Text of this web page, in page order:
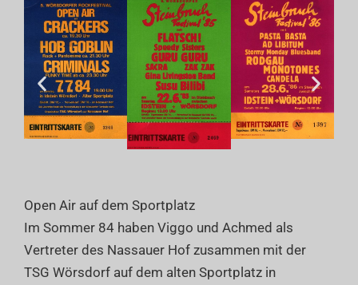
Open Air auf dem Sportplatz
Im Sommer 84 haben Viggo und Achmed als
Vertreter des Nassauer Hof zusammen mit der
TSG Wörsdorf auf dem alten Sportplatz in